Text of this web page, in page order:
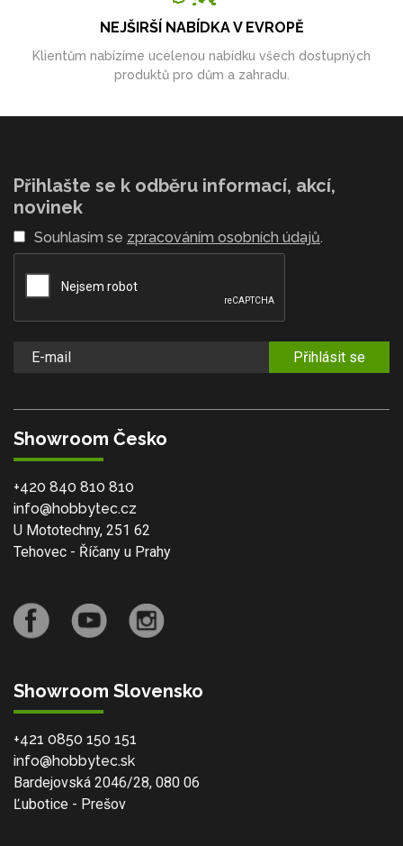
NEJŠIRŠÍ NABÍDKA V EVROPĚ
Klientům nabízíme ucelenou nabídku všech dostupných
produktů pro dům a zahradu.
Přihlašte se k odběru informací, akcí,
novinek
Souhlasím se zpracováním osobních údajů.
Přihlásit se
Showroom Česko
+420 840 810 810
info@hobbytec.cz
U Mototechny, 251 62
Tehovec - Říčany u Prahy
Showroom Slovensko
+421 0850 150 151
info@hobbytec.sk
Bardejovská 2046/28, 080 06
Ľubotice - Prešov